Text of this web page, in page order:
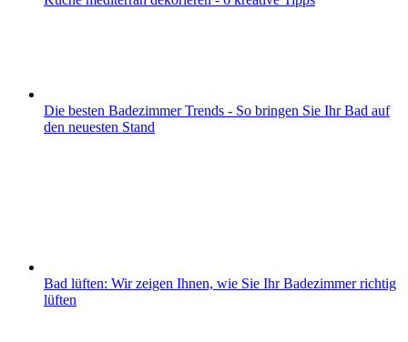
Die besten Badezimmer Trends - So bringen Sie Ihr Bad auf
den neuesten Stand
Bad lüften: Wir zeigen Ihnen, wie Sie Ihr Badezimmer richtig
lüften